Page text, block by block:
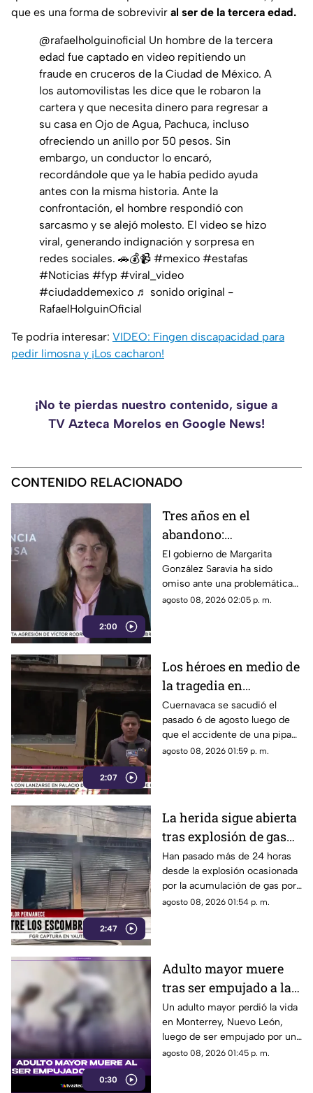
que es una forma de sobrevivir al ser de la tercera edad.
@rafaelholguinoficial Un hombre de la tercera
edad fue captado en video repitiendo un
fraude en cruceros de la Ciudad de México. A
los automovilistas les dice que le robaron la
cartera y que necesita dinero para regresar a
su casa en Ojo de Agua, Pachuca, incluso
ofreciendo un anillo por 50 pesos. Sin
embargo, un conductor lo encaró,
recordándole que ya le había pedido ayuda
antes con la misma historia. Ante la
confrontación, el hombre respondió con
sarcasmo y se alejó molesto. El video se hizo
viral, generando indignación y sorpresa en
redes sociales. 🚗💰📹 #mexico #estafas
#Noticias #fyp #viral_video
#ciudaddemexico ♬ sonido original -
RafaelHolguinOficial
Te podría interesar: VIDEO: Fingen discapacidad para
pedir limosna y ¡Los cacharon!
¡No te pierdas nuestro contenido, sigue a
TV Azteca Morelos en Google News!
CONTENIDO RELACIONADO
2:00
Tres años en el
abandono:
comerciantes de
Cuautla padecen las
inclemencias del
tiempo
El gobierno de Margarita
González Saravia ha sido
omiso ante una problemática
que afecta directamente a
agosto 08, 2026 02:05 p. m.
2:07
Los héroes en medio de
la tragedia en
Cuernavaca
Cuernavaca se sacudió el
pasado 6 de agosto luego de
que el accidente de una pipa
provocara una explosión en la
agosto 08, 2026 01:59 p. m.
2:47
La herida sigue abierta
tras explosión de gas
LP en Cuernavaca
Han pasado más de 24 horas
desde la explosión ocasionada
por la acumulación de gas por
fuga.
agosto 08, 2026 01:54 p. m.
0:30
Adulto mayor muere
tras ser empujado a la
calle
Un adulto mayor perdió la vida
en Monterrey, Nuevo León,
luego de ser empujado por un
sujeto hacia el arroyo
agosto 08, 2026 01:45 p. m.